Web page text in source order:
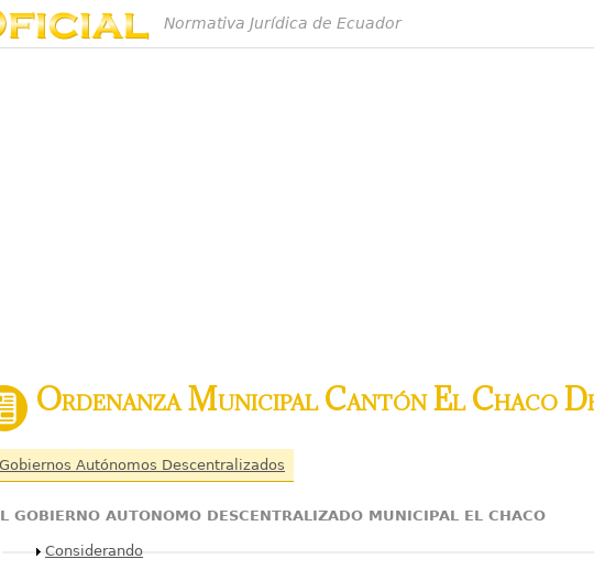
Normativa Jurídica de Ecuador
Ordenanza Municipal Cantón El Chaco
Gobiernos Autónomos Descentralizados
GOBIERNO AUTONOMO DESCENTRALIZADO MUNICIPAL EL CHACO
Mostrar
Considerando